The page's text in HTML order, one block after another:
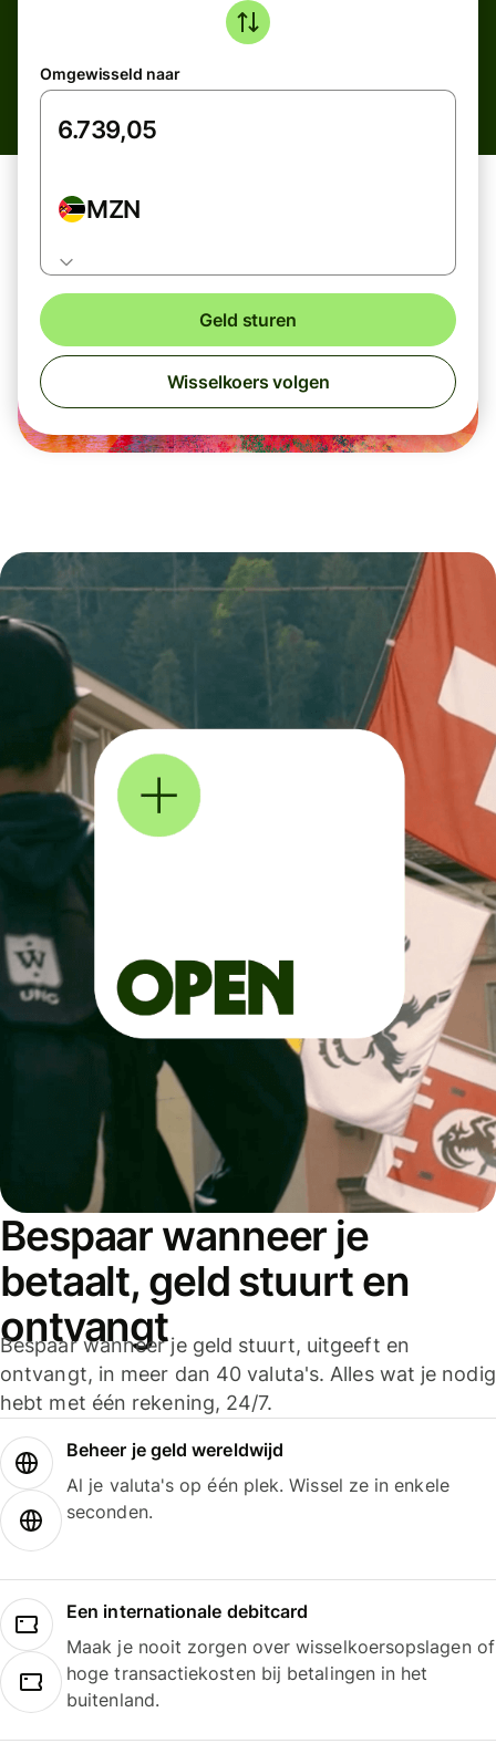
Omgewisseld naar
MZN
Geld sturen
Wisselkoers volgen
Bespaar wanneer je
betaalt, geld stuurt en
ontvangt
Bespaar wanneer je geld stuurt, uitgeeft en
ontvangt, in meer dan 40 valuta's. Alles wat je nodig
hebt met één rekening, 24/7.
Beheer je geld wereldwijd
Al je valuta's op één plek. Wissel ze in enkele
seconden.
Een internationale debitcard
Maak je nooit zorgen over wisselkoersopslagen of
hoge transactiekosten bij betalingen in het
buitenland.